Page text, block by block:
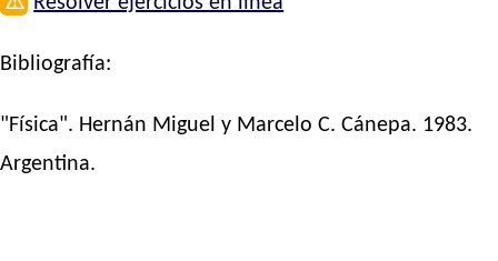
Bibliografía:
"Física". Hernán Miguel y Marcelo C. Cánepa. 1983.
Argentina.